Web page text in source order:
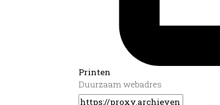
Printen
Duurzaam webadres